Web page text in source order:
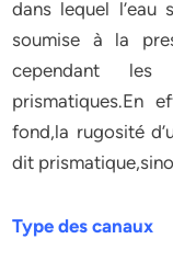
dans lequel l’eau
soumise à la
cependant
prismatiques.En
fond,la rugosité
dit
Type des canaux